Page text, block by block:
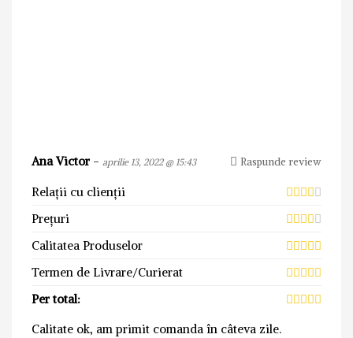
Ana Victor - aprilie 13, 2022 @ 15:43 Raspunde review
Relații cu clienții
Prețuri
Calitatea Produselor
Termen de Livrare/Curierat
Per total:
Calitate ok, am primit comanda în câteva zile.